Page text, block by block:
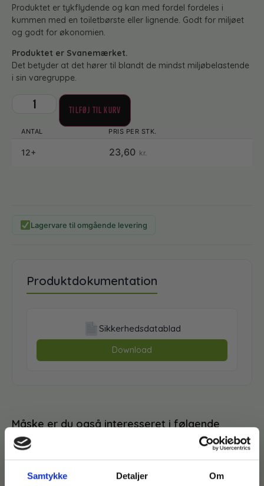
Samtykke Detaljer Om
Produktet er tykflydende og kan med fordel fordeles i
kummen med en toiletbørste eller lignende. Godt for miljøet
og godt for økonomien.
Produktet er Svanemærket.
Det betyder at det hører til blandt de mindst miljøbelastende
i sin varegruppe.
TILFØJ TIL KURV
12+ 23,60 kr.
Lagervare til omgående levering
Produktdokumentation
Sikkerhedsdatablad
Download
Måske er du også interesseret i følgende
produkter:
Du kunne også være interesseret i…